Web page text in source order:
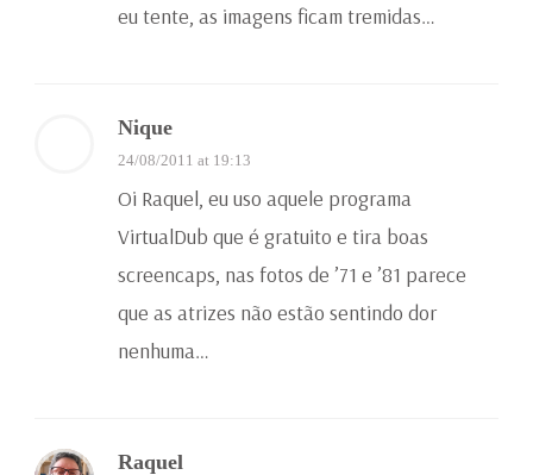
eu tente, as imagens ficam tremidas…
Nique
24/08/2011 at 19:13
Oi Raquel, eu uso aquele programa
VirtualDub que é gratuito e tira boas
screencaps, nas fotos de ’71 e ’81 parece
que as atrizes não estão sentindo dor
nenhuma…
Raquel